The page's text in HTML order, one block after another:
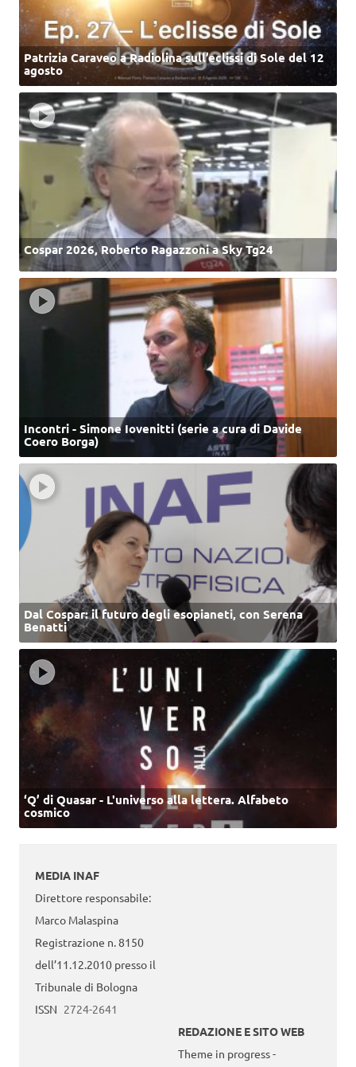
Patrizia Caraveo a Radiolina sull’eclissi di Sole del 12
agosto
Cospar 2026, Roberto Ragazzoni a Sky Tg24
Incontri - Simone Iovenitti (serie a cura di Davide
Coero Borga)
Dal Cospar: il futuro degli esopianeti, con Serena
Benatti
‘Q’ di Quasar - L'universo alla lettera. Alfabeto
cosmico
MEDIA INAF
Direttore responsabile:
Marco Malaspina
Registrazione n. 8150
dell’11.12.2010 presso il
Tribunale di Bologna
ISSN 2724-2641
REDAZIONE E SITO WEB
Theme in progress -